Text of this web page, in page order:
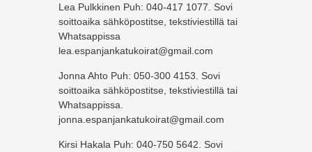
Lea Pulkkinen Puh: 040-417 1077. Sovi
soittoaika sähköpostitse, tekstiviestillä tai
Whatsappissa
lea.espanjankatukoirat@gmail.com
Jonna Ahto Puh: 050-300 4153. Sovi
soittoaika sähköpostitse, tekstiviestillä tai
Whatsappissa.
jonna.espanjankatukoirat@gmail.com
Kirsi Hakala Puh: 040-750 5642. Sovi